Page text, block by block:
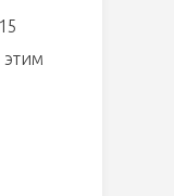
этим